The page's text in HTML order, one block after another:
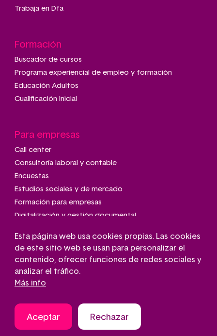
Trabaja en Dfa
Formación
Buscador de cursos
Programa experiencial de empleo y formación
Educación Adultos
Cualificación Inicial
Para empresas
Call center
Consultoría laboral y contable
Encuestas
Estudios sociales y de mercado
Formación para empresas
Digitalización y gestión documental
Transporte adaptado
Gestión de parkings
Conserjería
Pie
Aviso legal Contacto
Política de cookies
Política de privacidad
Esta página web usa cookies propias. Las cookies
de este sitio web se usan para personalizar el
contenido, ofrecer funciones de redes sociales y
analizar el tráfico.
Más info
Aceptar Rechazar